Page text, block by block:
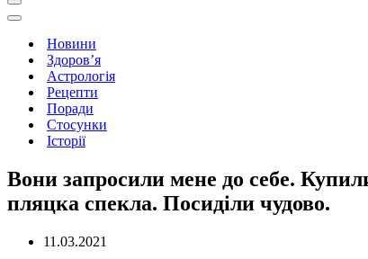
Меню
навігації
Меню
навігаціїНовини
Здоров’я
Астрологія
Рецепти
Поради
Стосунки
Історії
Вони запросили мене до себе.
пляцка спекла. Посиділи чудово.
11.03.2021